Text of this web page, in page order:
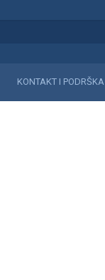
KONTAKT I PODRŠKA